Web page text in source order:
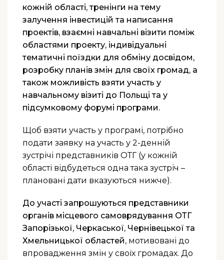
кожній області, тренінги на тему
залучення інвестицій та написання
проектів, взаємні навчальні візити поміж
областями проекту, індивідуальні
тематичні поїздки для обміну досвідом,
розробку планів змін для своїх громад, а
також можливість взяти участь у
навчальному візиті до Польщі та у
підсумковому форумі програми.
Щоб взяти участь у програмі, потрібно
подати заявку на участь у 2-денній
зустрічі представників ОТГ (у кожній
області відбудеться одна така зустріч –
плановані дати вказуються нижче).
До участі запрошуються представники
органів місцевого самоврядування ОТГ
Запорізької, Черкаської, Чернівецької та
Хмельницької областей, мотивовані до
впровадження змін у своїх громадах. До